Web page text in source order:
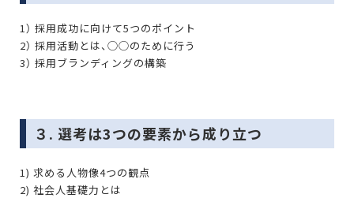
1） 採用成功に向けて5つのポイント
2） 採用活動とは、◯◯のために行う
3） 採用ブランディングの構築
３. 選考は3つの要素から成り立つ
1) 求める人物像4つの観点
2) 社会人基礎力とは